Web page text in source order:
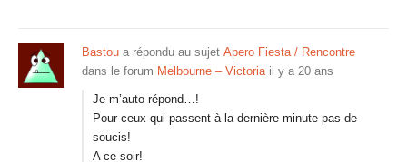
Bastou a répondu au sujet Apero Fiesta / Rencontre
dans le forum Melbourne – Victoria il y a 20 ans
Je m’auto répond…!
Pour ceux qui passent à la dernière minute pas de
soucis!
A ce soir!